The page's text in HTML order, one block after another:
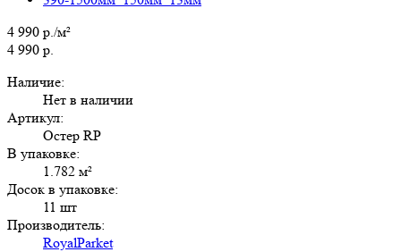
4 990 р./м²
4 990 р.
Наличие:
Нет в наличии
Артикул:
Остер RP
В упаковке:
1.782 м²
Досок в упаковке:
11 шт
Производитель:
RoyalParket